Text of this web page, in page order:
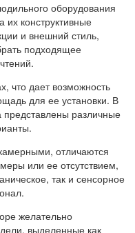
оборудования
их конструктивные
и внешний стиль,
подходящее
что дает возможность
для ее установки. В
различные
отличаются
или ее отсутствием,
так и сенсорное
желательно
выделенные как